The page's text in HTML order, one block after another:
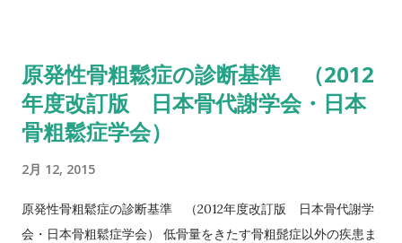
詳しい評価方法はこちら記事を参照して下さい↓ タイムアップ
アンドゴーテスト TUG:Timed Up & Go Test 10m歩行テスト
方法 助走路（各3m）を含めた約16m（直線歩行路）を歩行し、
測する。 カットオフ 24.6秒：屋内歩行 11.6秒：屋外歩行 詳し
い評価方法はこちら記事を参照して下さい↓ 10メートル歩行テ
スト(10MWT)
原発性骨粗鬆症の診断基準 （2012
年度改訂版 日本骨代謝学会・日本
骨粗鬆症学会）
2月 12, 2015
原発性骨粗鬆症の診断基準 （2012年度改訂版 日本骨代謝学
会・日本骨粗鬆症学会） 低骨量をきたす骨粗髭症以外の疾患ま